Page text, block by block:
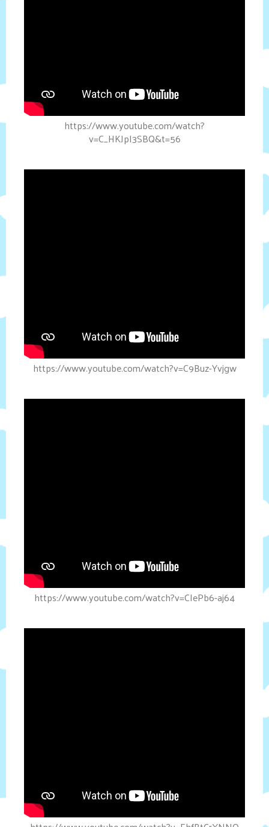
https://www.youtube.com/watch?
v=C_HKJpI3SBQ&t=56
https://www.youtube.com/watch?v=C9Buz-Yvjgw
https://www.youtube.com/watch?v=CIePb6-aj64